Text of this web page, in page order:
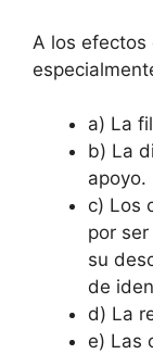
A los efectos
a) La
b) La
apoyo.
c) Los
por
su
de
d) La
e) Las